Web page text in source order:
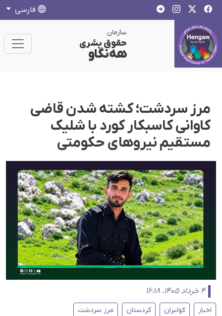
فارسی
سازمان
حقوق بشری
هەنگاو
مرز سردشت؛ کشته شدن قاضی
کاوانی کاسبکار کورد با شلیک
مستقیم نیروهای حکومتی
۴ خرداد ۱۴۰۵، ۱۶:۱۸
اخبار کولبران کردستان مرز سردشت